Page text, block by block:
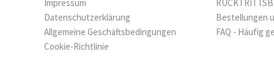
Impressum
Datenschutzerklärung
Allgemeine Geschäftsbedingungen
Cookie-Richtlinie
Bestellungen
FAQ - Häufig